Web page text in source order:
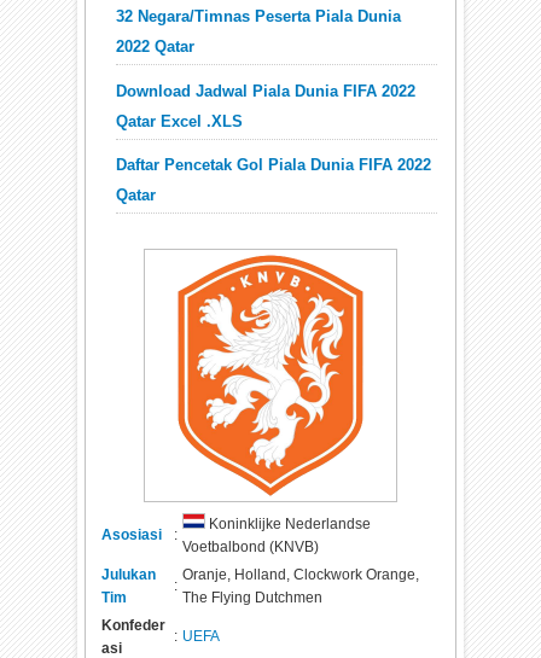
32 Negara/Timnas Peserta Piala Dunia
2022 Qatar
Download Jadwal Piala Dunia FIFA 2022
Qatar Excel .XLS
Daftar Pencetak Gol Piala Dunia FIFA 2022
Qatar
Asosiasi :
Koninklijke Nederlandse
Voetbalbond (KNVB)
Julukan
Tim
:
Oranje, Holland, Clockwork Orange,
The Flying Dutchmen
Konfeder
asi
: UEFA